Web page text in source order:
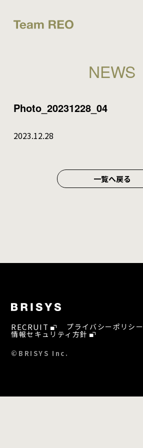
NEWS
Photo_20231228_04
2023.12.28
一覧へ戻る
RECRUIT プライバシーポリシー
情報セキュリティ方針
©BRISYS Inc.